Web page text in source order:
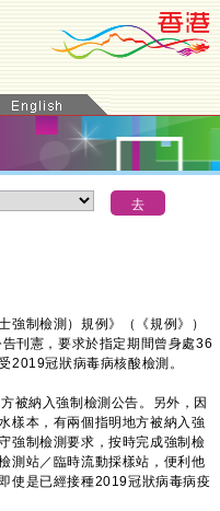
制檢測）規例》（《規例》）
刊憲，要求於指定期間曾身處36
2019冠狀病毒病核酸檢測。
納入強制檢測公告。另外，因
樣本，有兩個指明地方被納入強
強制檢測要求，按時完成強制檢
測站／臨時流動採樣站，便利他
使是已經接種2019冠狀病毒病疫